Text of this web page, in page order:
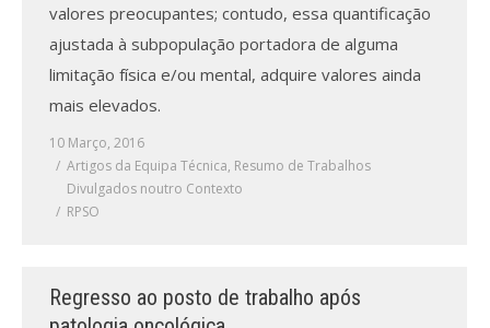
Bolsa de emprego (oferta/
procura)
Congressos
valores preocupantes; contudo, essa quantificação
ajustada à subpopulação portadora de alguma
limitação física e/ou mental, adquire valores ainda
mais elevados.
10 Março, 2016
Artigos da Equipa Técnica, Resumo de Trabalhos
Divulgados noutro Contexto
RPSO
Regresso ao posto de trabalho após